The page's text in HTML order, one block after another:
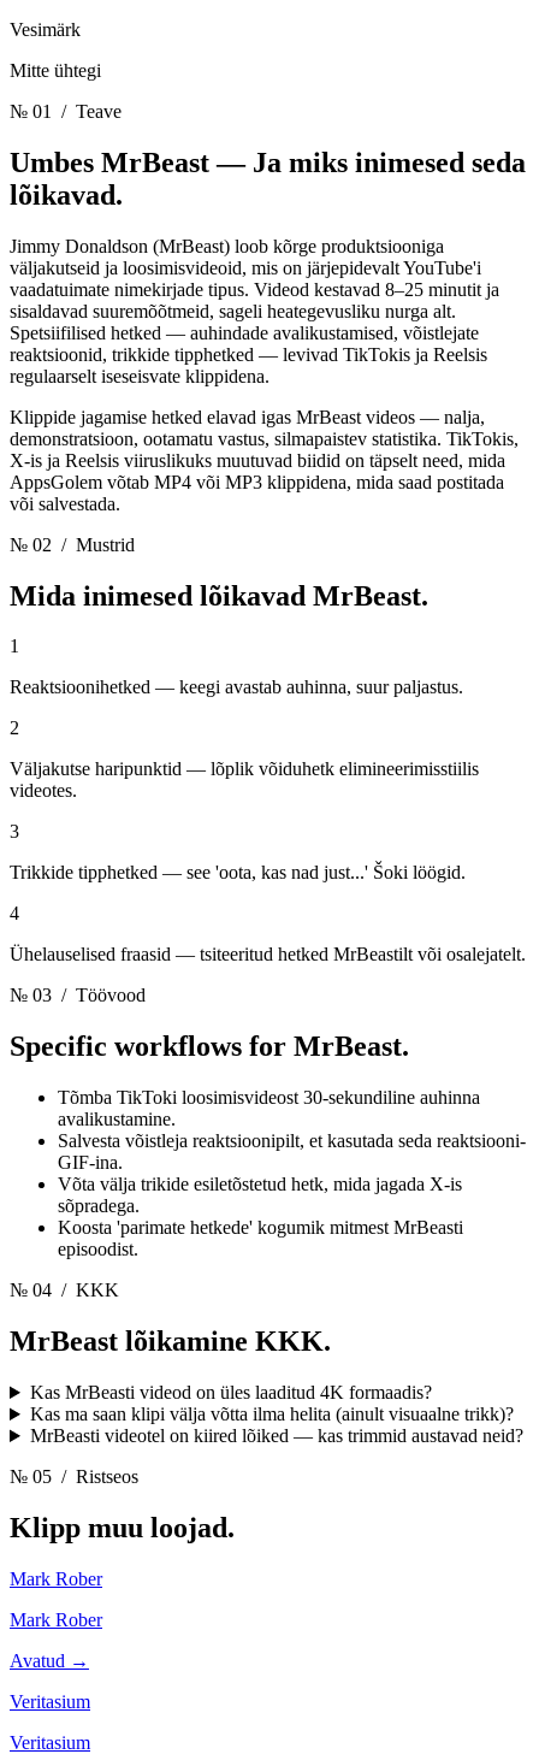
Vesimärk
Mitte ühtegi
№ 01
/ Teave
Umbes MrBeast — Ja miks inimesed seda
lõikavad.
Jimmy Donaldson (MrBeast) loob kõrge produktsiooniga
väljakutseid ja loosimisvideoid, mis on järjepidevalt YouTube'i
vaadatuimate nimekirjade tipus. Videod kestavad 8–25 minutit ja
sisaldavad suuremõõtmeid, sageli heategevusliku nurga alt.
Spetsiifilised hetked — auhindade avalikustamised, võistlejate
reaktsioonid, trikkide tipphetked — levivad TikTokis ja Reelsis
regulaarselt iseseisvate klippidena.
Klippide jagamise hetked elavad igas MrBeast videos — nalja,
demonstratsioon, ootamatu vastus, silmapaistev statistika. TikTokis,
X-is ja Reelsis viiruslikuks muutuvad biidid on täpselt need, mida
AppsGolem võtab MP4 või MP3 klippidena, mida saad postitada
või salvestada.
№ 02 / Mustrid
Mida inimesed lõikavad MrBeast.
1
Reaktsioonihetked — keegi avastab auhinna, suur paljastus.
2
Väljakutse haripunktid — lõplik võiduhetk elimineerimisstiilis
videotes.
3
Trikkide tipphetked — see 'oota, kas nad just...' Šoki löögid.
4
Ühelauselised fraasid — tsiteeritud hetked MrBeastilt või osalejatelt.
№ 03 / Töövood
Specific workflows for MrBeast.
Tõmba TikToki loosimisvideost 30-sekundiline auhinna
avalikustamine.
Salvesta võistleja reaktsioonipilt, et kasutada seda reaktsiooni-
GIF-ina.
Võta välja trikide esiletõstetud hetk, mida jagada X-is
sõpradega.
Koosta 'parimate hetkede' kogumik mitmest MrBeasti
episoodist.
№ 04 / KKK
MrBeast lõikamine KKK.
Kas MrBeasti videod on üles laaditud 4K formaadis?
Kas ma saan klipi välja võtta ilma helita (ainult visuaalne trikk)?
MrBeasti videotel on kiired lõiked — kas trimmid austavad neid?
№ 05 / Ristseos
Klipp muu loojad.
Mark Rober
Mark Rober
Avatud →
Veritasium
Veritasium